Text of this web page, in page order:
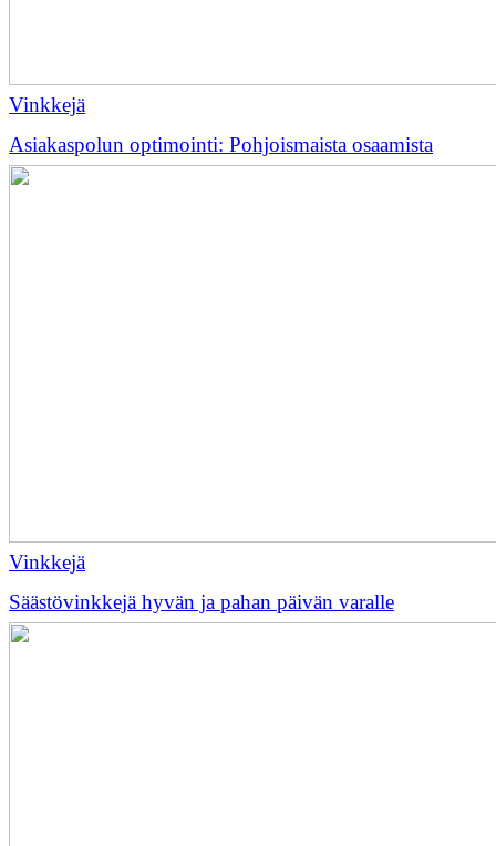
Vinkkejä
Asiakaspolun optimointi: Pohjoismaista osaamista
Vinkkejä
Säästövinkkejä hyvän ja pahan päivän varalle